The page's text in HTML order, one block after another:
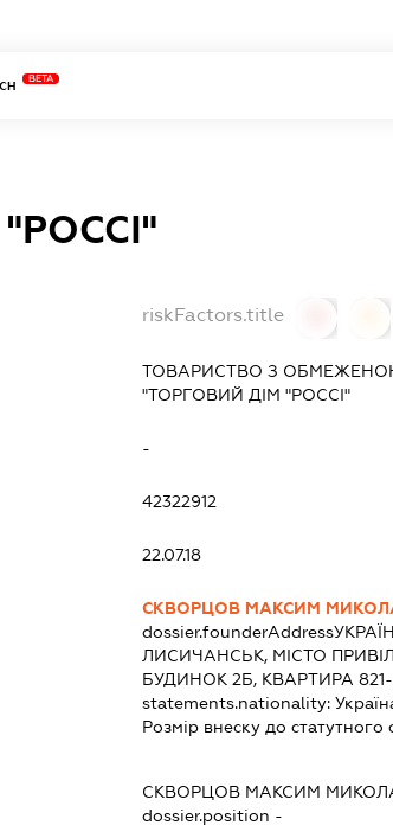
BETA
riskFactors.title
ТОВАРИСТВО З
"ТОРГОВИЙ ДІМ "РОССІ"
-
42322912
22.07.18
СКВОРЦОВ МАКСИМ
dossier.founderAddress
ЛИСИЧАНСЬК, МІСТО
БУДИНОК 2Б, КВАРТИРА 821-
statements.nationality:
Розмір внеску до статутного
СКВОРЦОВ МАКСИМ
dossier.position -